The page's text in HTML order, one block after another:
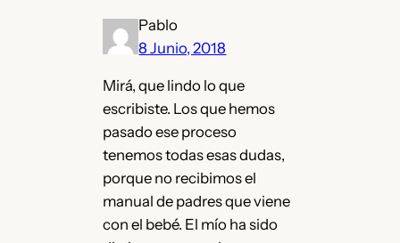
Pablo
8 Junio, 2018
Mirá, que lindo lo que
escribiste. Los que hemos
pasado ese proceso
tenemos todas esas dudas,
porque no recibimos el
manual de padres que viene
con el bebé. El mío ha sido